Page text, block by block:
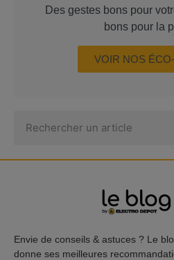
Des gestes bons pour
bons pour la
VOIR NOS
Envie de conseils & astuces ? Le
donne ses meilleures